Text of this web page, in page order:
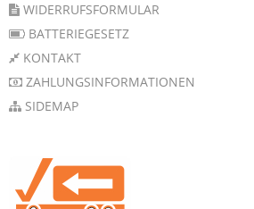
WIDERRUFSFORMULAR
BATTERIEGESETZ
KONTAKT
ZAHLUNGSINFORMATIONEN
SIDEMAP